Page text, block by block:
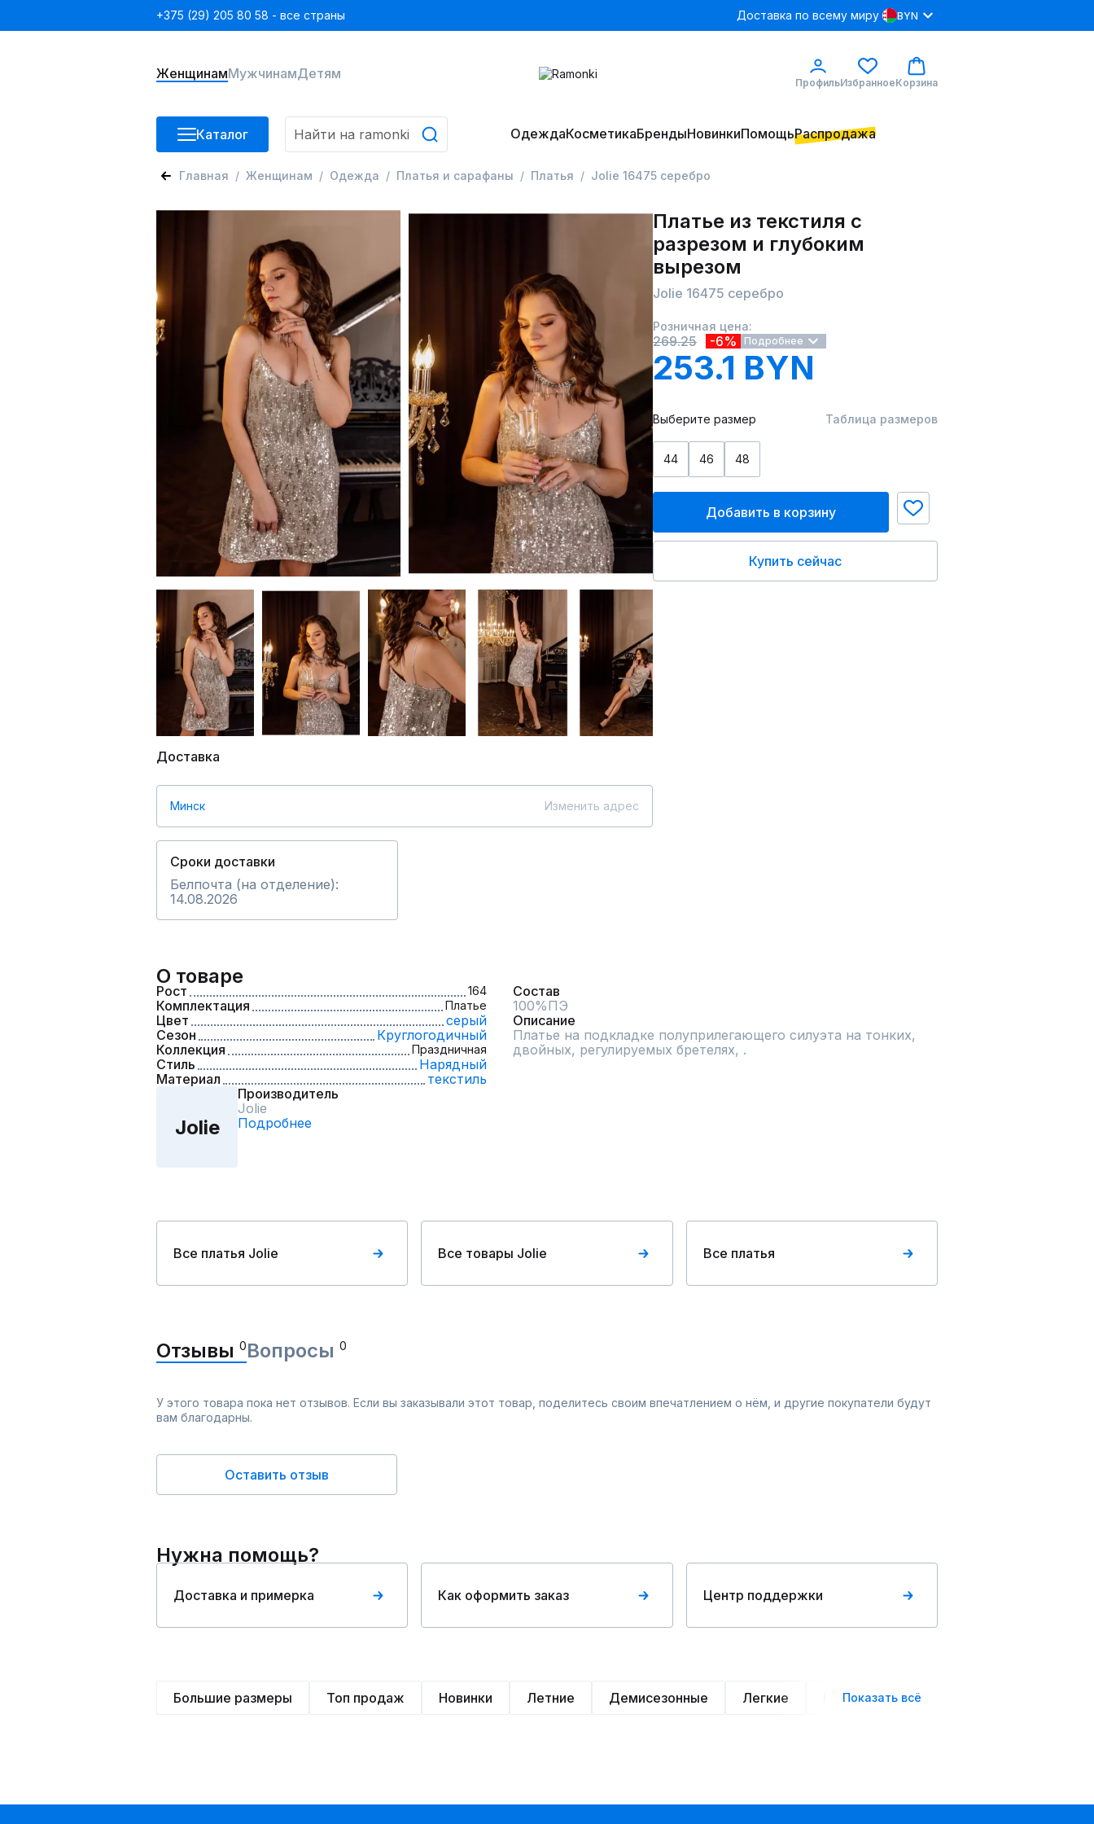
+375 (29) 205 80 58 - все страны Доставка по всему миру BYN
ЖенщинамМужчинамДетям
ПрофильИзбранноеКорзина
Каталог ОдеждаКосметикаБрендыНовинкиПомощьРаспродажа
Главная Женщинам Одежда Платья и сарафаны Платья Jolie 16475 серебро
Доставка
Минск Изменить адрес
Сроки доставки
Белпочта (на отделение):
14.08.2026
Платье из текстиля с
разрезом и глубоким
вырезом
Jolie 16475 серебро
Розничная цена:
269.25 -6% Подробнее
253.1 BYN
Выберите размер Таблица размеров
44 46 48
Добавить в корзину
Купить сейчас
О товаре
Рост 164
Комплектация Платье
Цвет
серый
Сезон
Круглогодичный
Коллекция
Праздничная
Стиль
Нарядный
Материал
текстиль
Jolie
Производитель
Jolie
Подробнее
Состав
100%ПЭ
Описание
Платье на подкладке полуприлегающего силуэта на тонких,
двойных, регулируемых бретелях, .
Все платья Jolie Все товары Jolie Все платья
Отзывы 0Вопросы 0
У этого товара пока нет отзывов. Если вы заказывали этот товар, поделитесь своим впечатлением о нём, и другие покупатели будут
вам благодарны.
Оставить отзыв
Нужна помощь?
Доставка и примерка Как оформить заказ Центр поддержки
Большие размеры Топ продаж Новинки Летние Демисезонные Легкие Нарядные
Показать всё